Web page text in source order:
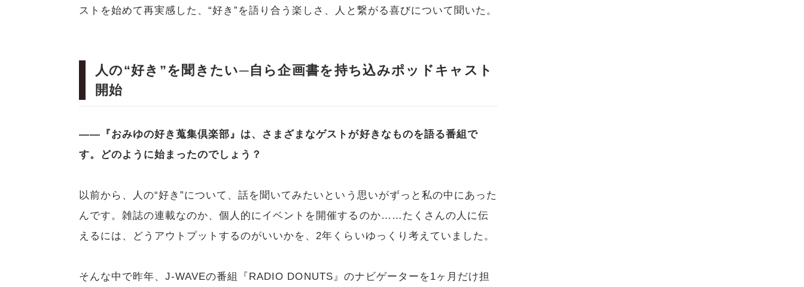
ストを始めて再実感した、“好き”を語り合う楽しさ、人と繋がる喜びについて聞いた。
人の“好き”を聞きたい─自ら企画書を持ち込みポッドキャスト
開始
――『おみゆの好き蒐集倶楽部』は、さまざまなゲストが好きなものを語る番組で
す。どのように始まったのでしょう？
以前から、人の“好き”について、話を聞いてみたいという思いがずっと私の中にあった
んです。雑誌の連載なのか、個人的にイベントを開催するのか……たくさんの人に伝
えるには、どうアウトプットするのがいいかを、2年くらいゆっくり考えていました。
そんな中で昨年、J-WAVEの番組『RADIO DONUTS』のナビゲーターを1ヶ月だけ担